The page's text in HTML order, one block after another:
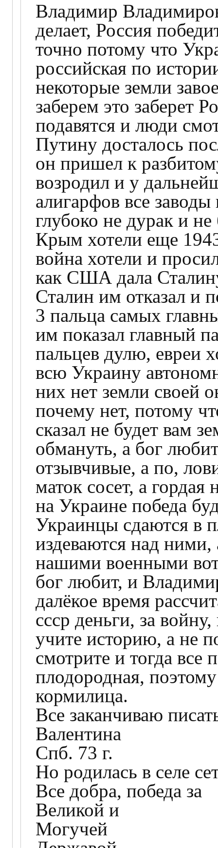
Владимир
делает, Россия
точно потому что
российская по
некоторые земли
заберем это заберет
подавятся и люди
Путину досталось
он пришел к
возродил и у
алигарфов все
глубоко не дурак и
Крым хотели еще
война хотели и
как США дала
Сталин им отказал и
3 пальца самых
им показал главный
пальцев дулю, евреи
всю Украину
них нет земли своей
почему нет, потому
сказал не будет вам
обмануть, а бог
отзывчивые, а по,
маток сосет, а
на Украине победа
Украинцы сдаются в
издеваются над
нашими военными вот
бог любит, и
далёкое время
ссср деньги, за
учите историю, а не
смотрите и тогда все
плодородная,
кормилица.
Все заканчиваю
Валентина
Спб. 73 г.
Но родилась в селе
Все добра, победа за
Великой и
Могучей